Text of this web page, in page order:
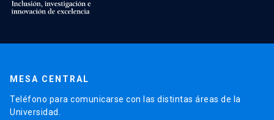
MESA CENTRAL
Teléfono para comunicarse con las distintas áreas de la
Universidad.